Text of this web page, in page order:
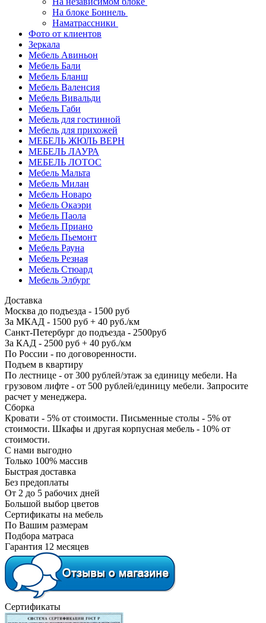
На блоке Боннель
Наматрассники
Фото от клиентов
Зеркала
Мебель Авиньон
Мебель Бали
Мебель Бланш
Мебель Валенсия
Мебель Вивальди
Мебель Габи
Мебель для гостинной
Мебель для прихожей
МЕБЕЛЬ ЖЮЛЬ ВЕРН
МЕБЕЛЬ ЛАУРА
МЕБЕЛЬ ЛОТОС
Мебель Мальта
Мебель Милан
Мебель Новаро
Мебель Окаэри
Мебель Паола
Мебель Приано
Мебель Пьемонт
Мебель Рауна
Мебель Резная
Мебель Стюард
Мебель Элбург
Доставка
Москва до подъезда - 1500 руб
За МКАД - 1500 руб + 40 руб./км
Санкт-Петербург до подъезда - 2500руб
За КАД - 2500 руб + 40 руб./км
По России - по договоренности.
Подъем в квартиру
По лестнице - от 300 рублей/этаж за единицу мебели. На
грузовом лифте - от 500 рублей/единицу мебели. Запросите
расчет у менеджера.
Сборка
Кровати - 5% от стоимости. Письменные столы - 5% от
стоимости. Шкафы и другая корпусная мебель - 10% от
стоимости.
С нами выгодно
Только 100% массив
Быстрая доставка
Без предоплаты
От 2 до 5 рабочих дней
Большой выбор цветов
Сертификаты на мебель
По Вашим размерам
Подбора матраса
Гарантия 12 месяцев
Сертификаты